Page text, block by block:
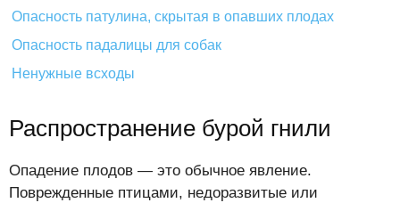
Опасность патулина, скрытая в опавших плодах
Опасность падалицы для собак
Ненужные всходы
Распространение бурой гнили
Опадение плодов — это обычное явление.
Поврежденные птицами, недоразвитые или